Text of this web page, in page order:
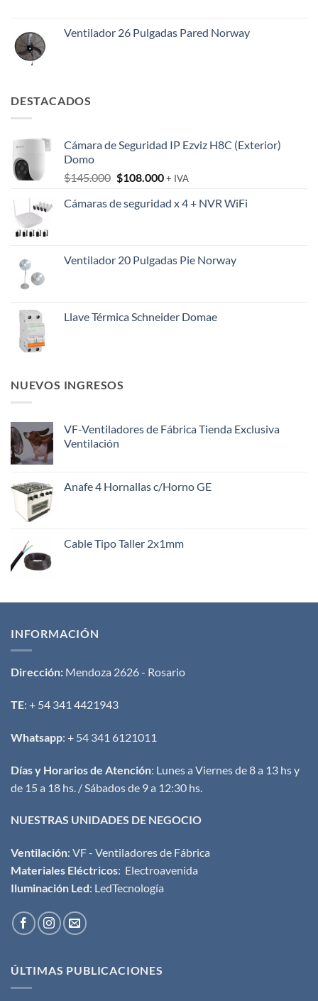
Ventilador 26 Pulgadas Pared Norway
DESTACADOS
Cámara de Seguridad IP Ezviz H8C (Exterior)
Domo
$145.000 El
original
$108.000El
actual
+ IVA
Cámaras de seguridad x 4 + NVR WiFi
Ventilador 20 Pulgadas Pie Norway
Llave Térmica Schneider Domae
NUEVOS INGRESOS
VF-Ventiladores de Fábrica Tienda Exclusiva
Ventilación
Anafe 4 Hornallas c/Horno GE
Cable Tipo Taller 2x1mm
INFORMACIÓN
Dirección: Mendoza 2626 - Rosario
TE: + 54 341 4421943
Whatsapp: + 54 341 6121011
Días y Horarios de Atención: Lunes a Viernes de 8 a 13 hs y
de 15 a 18 hs. / Sábados de 9 a 12:30 hs.
NUESTRAS UNIDADES DE NEGOCIO
Ventilación: VF - Ventiladores de Fábrica
Materiales Eléctricos: Electroavenida
Iluminación Led: LedTecnología
ÚLTIMAS PUBLICACIONES